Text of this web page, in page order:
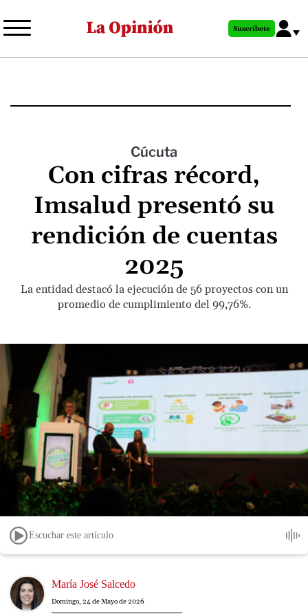
al
principal
Suscríbete
Cúcuta
Con cifras récord,
Imsalud presentó su
rendición de cuentas
2025
La entidad destacó la ejecución de 56 proyectos con un
promedio de cumplimiento del 99,76%.
Escuchar este artículo
Image María José Salcedo
Domingo, 24 de Mayo de 2026